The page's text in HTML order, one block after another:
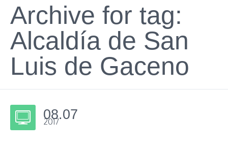
Archive for tag:
Alcaldía de San
Luis de Gaceno
08.07
2017